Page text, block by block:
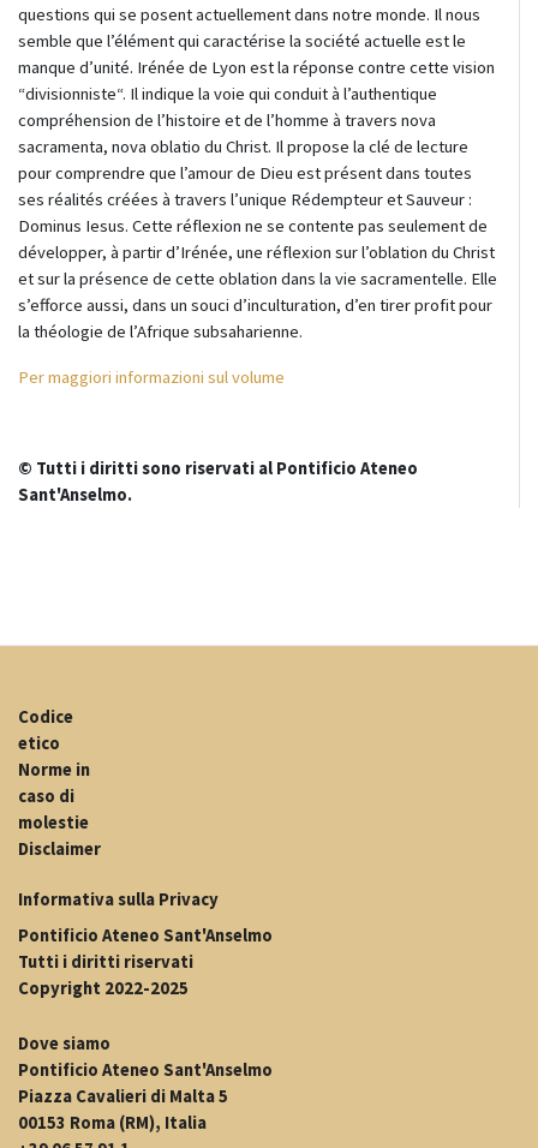
questions qui se posent actuellement dans notre monde. Il nous
semble que l’élément qui caractérise la société actuelle est le
manque d’unité. Irénée de Lyon est la réponse contre cette vision
“divisionniste“. Il indique la voie qui conduit à l’authentique
compréhension de l’histoire et de l’homme à travers nova
sacramenta, nova oblatio du Christ. Il propose la clé de lecture
pour comprendre que l’amour de Dieu est présent dans toutes
ses réalités créées à travers l’unique Rédempteur et Sauveur :
Dominus Iesus. Cette réflexion ne se contente pas seulement de
développer, à partir d’Irénée, une réflexion sur l’oblation du Christ
et sur la présence de cette oblation dans la vie sacramentelle. Elle
s’efforce aussi, dans un souci d’inculturation, d’en tirer profit pour
la théologie de l’Afrique subsaharienne.
Per maggiori informazioni sul volume
© Tutti i diritti sono riservati al Pontificio Ateneo
Sant'Anselmo.
Codice
etico
Norme in
caso di
molestie
Disclaimer
Informativa sulla Privacy
Pontificio Ateneo Sant'Anselmo
Tutti i diritti riservati
Copyright 2022-2025
Dove siamo
Pontificio Ateneo Sant'Anselmo
Piazza Cavalieri di Malta 5
00153 Roma (RM), Italia